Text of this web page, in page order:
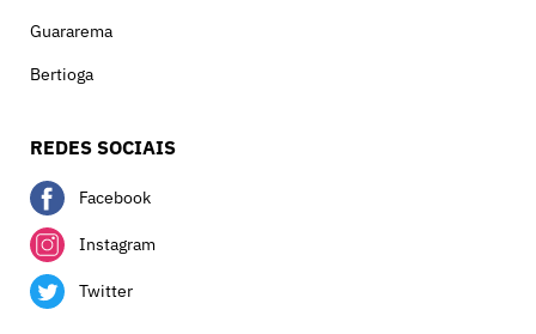
Guararema
Bertioga
REDES SOCIAIS
Facebook
Instagram
Twitter